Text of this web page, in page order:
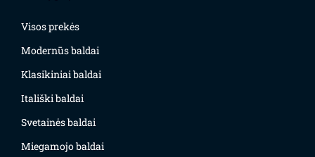
Visos prekės
Modernūs baldai
Klasikiniai baldai
Itališki baldai
Svetainės baldai
Miegamojo baldai